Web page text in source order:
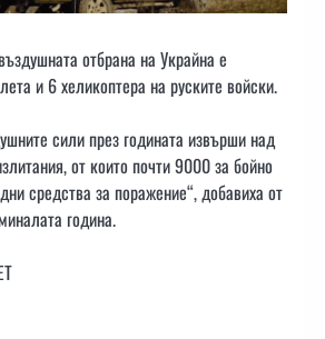
отбрана на Украйна е
и 6 хеликоптера на руските войски.
сили през годината извърши над
от които почти 9000 за бойно
средства за поражение“, добавиха от
година.